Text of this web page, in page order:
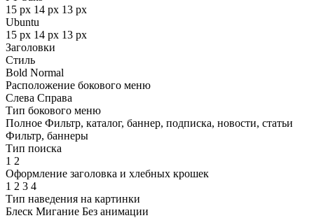
15 px 14 px 13 px
Ubuntu
15 px 14 px 13 px
Заголовки
Стиль
Bold Normal
Расположение бокового меню
Слева Справа
Тип бокового меню
Полное Фильтр, каталог, баннер, подписка, новости, статьи
Фильтр, баннеры
Тип поиска
1 2
Оформление заголовка и хлебных крошек
1 2 3 4
Тип наведения на картинки
Блеск Мигание Без анимации